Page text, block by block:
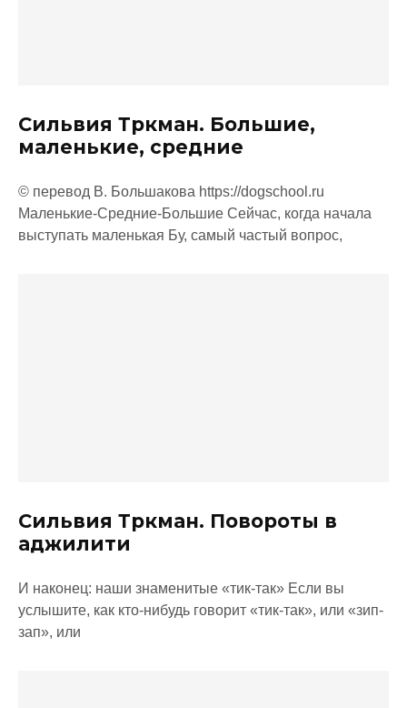
Сильвия Тркман. Большие,
маленькие, средние
© перевод В. Большакова https://dogschool.ru
Маленькие-Средние-Большие Сейчас, когда начала
выступать маленькая Бу, самый частый вопрос,
Сильвия Тркман. Повороты в
аджилити
И наконец: наши знаменитые «тик-так» Если вы
услышите, как кто-нибудь говорит «тик-так», или «зип-
зап», или